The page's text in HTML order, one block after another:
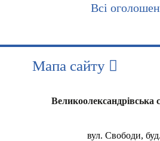
Всі
Мапа сайту
Великоолександрівська
вул. Свободи,